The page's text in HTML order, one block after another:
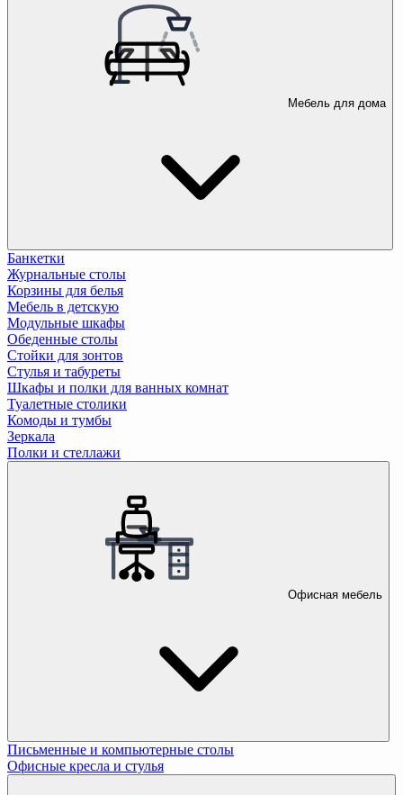
Мебель для дома
Банкетки
Журнальные столы
Корзины для белья
Мебель в детскую
Модульные шкафы
Обеденные столы
Стойки для зонтов
Стулья и табуреты
Шкафы и полки для ванных комнат
Туалетные столики
Комоды и тумбы
Зеркала
Полки и стеллажи
Офисная мебель
Письменные и компьютерные столы
Офисные кресла и стулья